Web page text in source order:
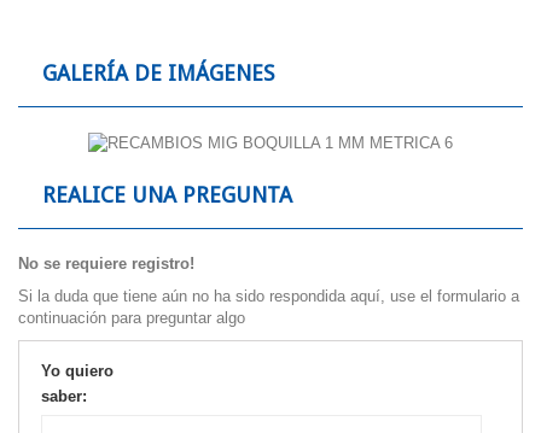
GALERÍA DE IMÁGENES
REALICE UNA PREGUNTA
No se requiere registro!
Si la duda que tiene aún no ha sido respondida aquí, use el formulario a
continuación para preguntar algo
Yo quiero
saber: